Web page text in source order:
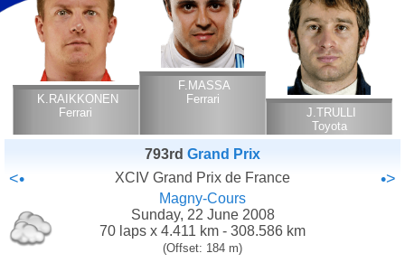
K.RAIKKONEN
Ferrari
F.MASSA
Ferrari
J.TRULLI
Toyota
793rd Grand Prix
<• XCIV Grand Prix de France •>
Magny-Cours
Sunday, 22 June 2008
70 laps x 4.411 km - 308.586 km
(Offset: 184 m)